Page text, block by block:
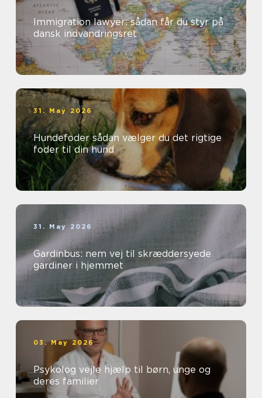
Immigration lawyer: sådan får du styr på
dansk indvandringsret
31. May 2026
Hundefoder sådan vælger du det rigtige
foder til din hund
31. May 2026
Gardinbus: nem vej til skræddersyede
gardiner i hjemmet
03. May 2026
Psykolog vejle hjælp til børn, unge og
deres familier